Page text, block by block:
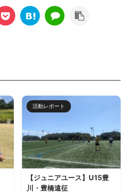
活動レポート
【ジュニアユース】U15豊
川・豊橋遠征